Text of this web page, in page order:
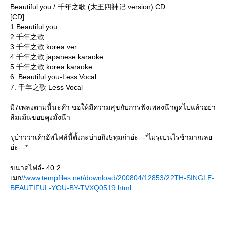
Beautiful you / 千年之歌 (太王四神记 version) CD
[CD]
1.Beautiful you
2.千年之歌
3.千年之歌 korea ver.
4.千年之歌 japanese karaoke
5.千年之歌 korea karaoke
6. Beautiful you-Less Vocal
7. 千年之歌 Less Vocal
มี7เพลงตามนี้นะค๊า ขอให้มีความสุขกับการฟังเพลงน๊าดูดไปแล้วอย่า
ลืมเม้นขอบคุงมั่งน๊า
รุป่าวว่าเค้าอัพไฟล์นี้ตั้งกะบ่ายถึง5ทุ่มก่าอ่ะ- -*ไม่รุเปนไรช้ามากเลย
อ่ะ- -*
ขนาดไฟล์- 40.2
เมก//www.tempfiles.net/download/200804/12853/22TH-SINGLE-
BEAUTIFUL-YOU-BY-TVXQ0519.html